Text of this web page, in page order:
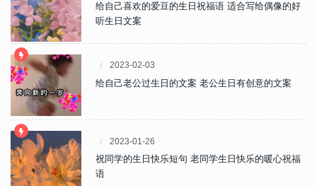
给自己喜欢的爱豆的生日祝福语 适合写给偶像的好
听生日文案
2023-02-03
给自己老公过生日的文案 老公生日有创意的文案
2023-01-26
祝同学的生日快乐短句 老同学生日快乐的暖心祝福
语